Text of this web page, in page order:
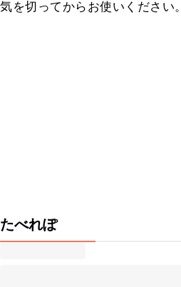
気を切ってからお使いください。
たべれぽ